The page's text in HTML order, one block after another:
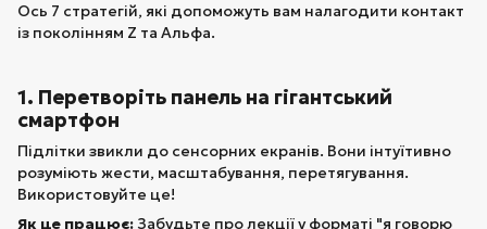
Ось 7 стратегій, які допоможуть вам налагодити контакт
із поколінням Z та Альфа.
1. Перетворіть панель на гігантський
смартфон
Підлітки звикли до сенсорних екранів. Вони інтуїтивно
розуміють жести, масштабування, перетягування.
Використовуйте це!
Як це працює: Забудьте про лекції у форматі "я говорю